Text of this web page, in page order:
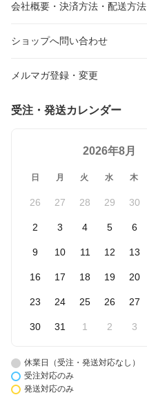
会社概要・決済方法・配送方法
ショップへ問い合わせ
メルマガ登録・変更
受注・発送カレンダー
2026年8月
日 月 火 水 木
26 27 28 29 30
2 3 4 5 6
9 10 11 12 13
16 17 18 19 20
23 24 25 26 27
30 31 1 2 3
休業日（受注・発送対応なし）
受注対応のみ
発送対応のみ